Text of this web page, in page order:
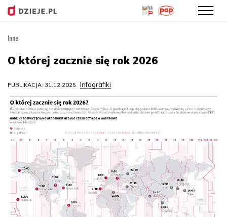
treści
Inne
O której zacznie się rok 2026
PUBLIKACJA: 31.12.2025 Infografiki